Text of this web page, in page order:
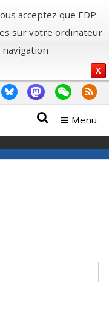
acceptez que EDP
sur votre ordinateur
X
Menu